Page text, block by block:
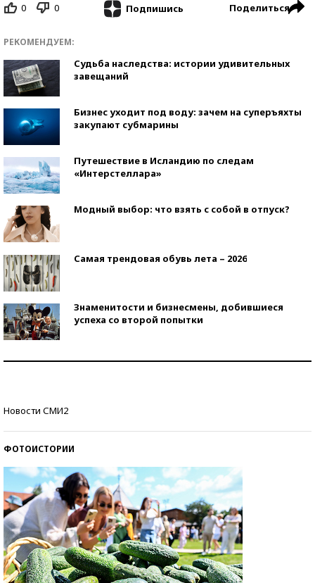
0 0 Подпишись Поделиться
РЕКОМЕНДУЕМ:
Судьба наследства: истории удивительных
завещаний
Бизнес уходит под воду: зачем на суперъяхты
закупают субмарины
Путешествие в Исландию по следам
«Интерстеллара»
Модный выбор: что взять с собой в отпуск?
Самая трендовая обувь лета – 2026
Знаменитости и бизнесмены, добившиеся
успеха со второй попытки
Новости СМИ2
ФОТОИСТОРИИ